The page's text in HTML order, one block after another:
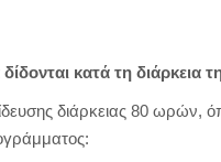
κατά τη
διάρκειας 80 ωρών,